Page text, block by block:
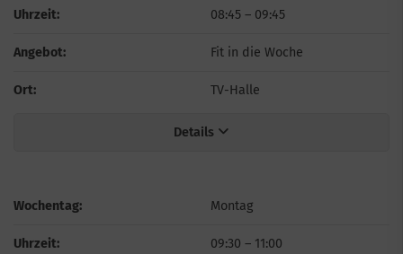
Uhrzeit: 08:45 – 09:45
Angebot: Fit in die Woche
Ort: TV-Halle
Details
Wochentag: Montag
Uhrzeit: 09:30 – 11:00